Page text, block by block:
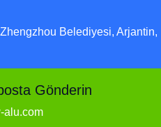
Belediyesi, Arjantin,
Gönderin
alu.com